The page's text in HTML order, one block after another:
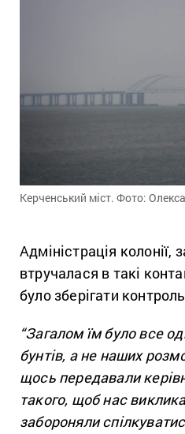
Керченський міст. Фото:
Адміністрація колонії,
втручалася в такі
було зберігати
“Загалом їм було все
бунтів, а не наших
щось передавали
такого, щоб нас
забороняли